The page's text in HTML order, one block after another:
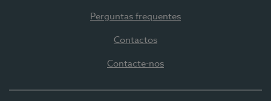
Perguntas frequentes
Contactos
Contacte-nos